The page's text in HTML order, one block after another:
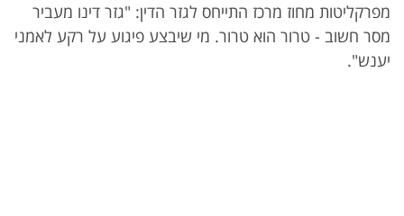
מפרקליטות מחוז מרכז התייחס לגזר הדין: "גזר דינו מעביר
מסר חשוב - טרור הוא טרור. מי שיבצע פיגוע על רקע לאמני
יענש".